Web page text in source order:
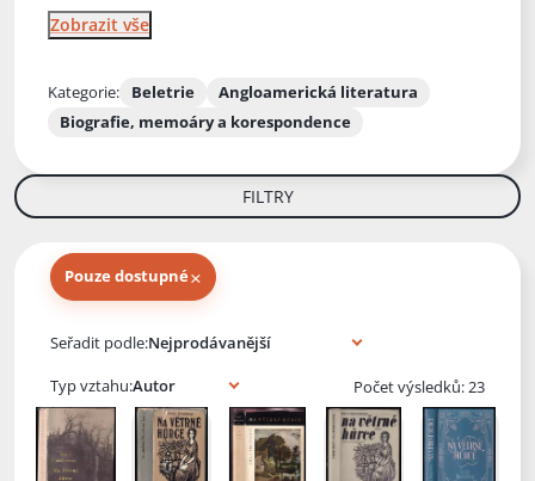
Zobrazit vše
Kategorie: Beletrie
Angloamerická literatura
Biografie, memoáry a korespondence
FILTRY
Pouze dostupné×
Seřadit podle:
Typ vztahu:
Počet výsledků: 23